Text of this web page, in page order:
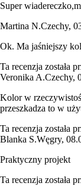
Super
Martina N.Czechy,
Ok. Ma jaśniejszy
Ta recenzja została
Veronika A.Czechy,
Kolor w
przeszkadza to w
Ta recenzja została
Blanka S.Węgry,
Praktyczny projekt
Ta recenzja została